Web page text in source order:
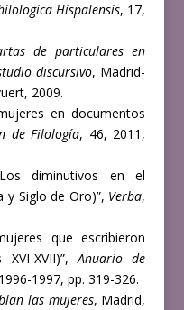
Hispalensis, 17,
de particulares en
discursivo, Madrid-
2009.
en documentos
de Filología, 46, 2011,
diminutivos en el
y Siglo de Oro)”, Verba,
que escribieron
XVI-XVII)”,Anuario de
1997, pp. 319-326.
las mujeres, Madrid,